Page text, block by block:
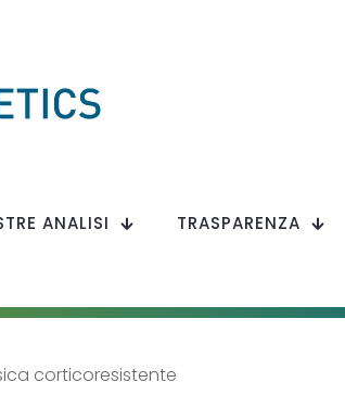
ANALISI TRASPARENZA
corticoresistente